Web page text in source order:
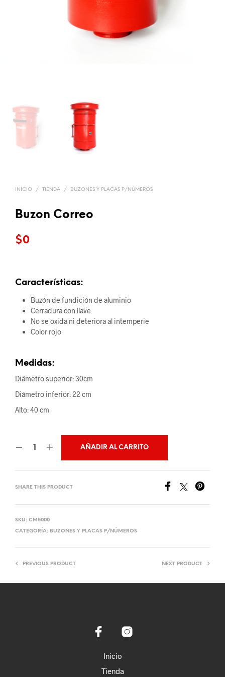
INICIO / TIENDA / BUZONES Y PLACAS P/NÚMEROS
Buzon Correo
$0
Características:
Buzón de fundición de aluminio
Cerradura con llave
No se oxida ni deteriora al intemperie
Color rojo
Medidas:
Diámetro superior: 30cm
Diámetro inferior: 22 cm
Alto: 40 cm
AÑADIR AL CARRITO
SHARE THIS PRODUCT
SKU: CM5000
CATEGORÍA: BUZONES Y PLACAS P/NÚMEROS
PREVIOUS PRODUCT NEXT PRODUCT
Inicio
Tienda